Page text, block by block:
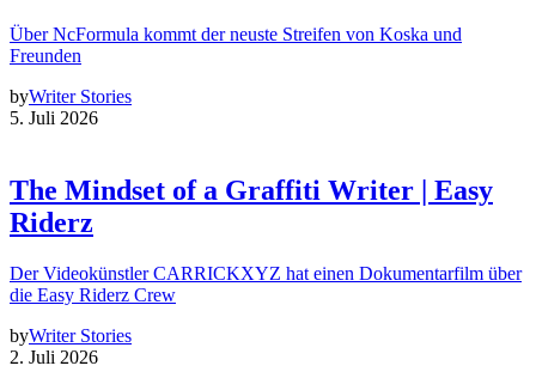
Über NcFormula kommt der neuste Streifen von Koska und
Freunden
byWriter Stories
5. Juli 2026
The Mindset of a Graffiti Writer | Easy
Riderz
Der Videokünstler CARRICKXYZ hat einen Dokumentarfilm über
die Easy Riderz Crew
byWriter Stories
2. Juli 2026